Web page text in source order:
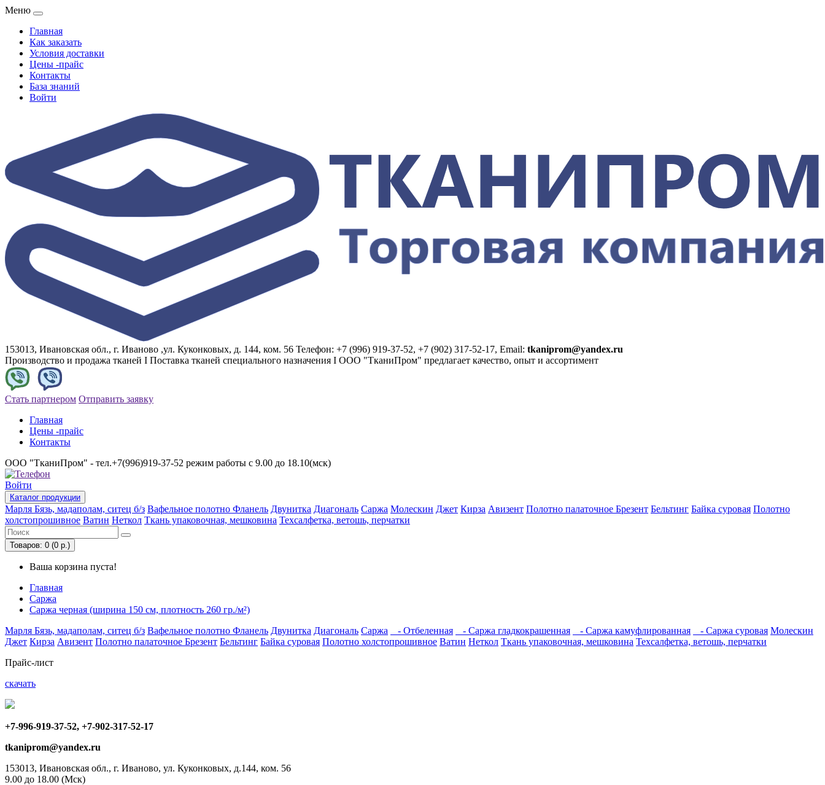
Меню
Главная
Как заказать
Условия доставки
Цены -прайс
Контакты
База знаний
Войти
153013, Ивановская обл., г. Иваново ,ул. Куконковых, д. 144, ком. 56 Телефон: +7 (996) 919-37-52, +7 (902) 317-52-17, Email: tkaniprom@yandex.ru
Производство и продажа тканей I Поставка тканей специального назначения I ООО "ТканиПром" предлагает качество, опыт и ассортимент
Стать партнером Отправить заявку
Главная
Цены -прайс
Контакты
ООО "ТканиПром" - тел.+7(996)919-37-52 режим работы с 9.00 до 18.10(мск)
Войти
Каталог продукции
Марля Бязь, мадаполам, ситец б/з Вафельное полотно Фланель Двунитка Диагональ Саржа Молескин Джет Кирза Авизент Полотно палаточное Брезент Бельтинг Байка суровая Полотно
холстопрошивное Ватин Неткол Ткань упаковочная, мешковина Техсалфетка, ветошь, перчатки
Товаров: 0 (0 р.)
Ваша корзина пуста!
Главная
Саржа
Саржа черная (ширина 150 см, плотность 260 гр./м²)
Марля Бязь, мадаполам, ситец б/з Вафельное полотно Фланель Двунитка Диагональ Саржа - Отбеленная - Саржа гладкокрашенная - Саржа камуфлированная - Саржа суровая Молескин
Джет Кирза Авизент Полотно палаточное Брезент Бельтинг Байка суровая Полотно холстопрошивное Ватин Неткол Ткань упаковочная, мешковина Техсалфетка, ветошь, перчатки
Прайс-лист
скачать
+7-996-919-37-52, +7-902-317-52-17
tkaniprom@yandex.ru
153013, Ивановская обл., г. Иваново, ул. Куконковых, д.144, ком. 56
9.00 до 18.00 (Мск)